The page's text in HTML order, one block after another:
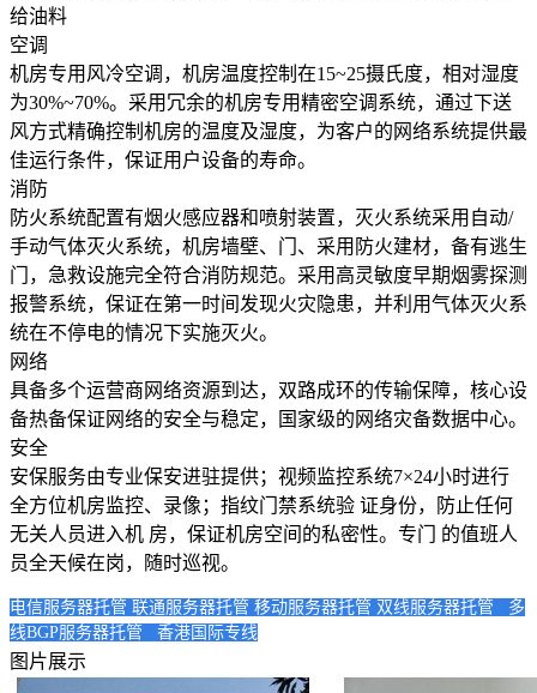
深圳龙华观澜机房
广州天河信息港机房
国家级的网络灾备数据中心
深圳南山沙河机房
电信五星级标准建设
华南双线机房
深圳龙华清湖机房
FIL/CHIA/BZZ首选机房
电信钻石五星级机房
深圳罗湖田心机房
香港NTT机房
100G直连国际带宽
给油料
空调
机房专用风冷空调，机房温度控制在15~25摄氏度，相对湿度
为30%~70%。采用冗余的机房专用精密空调系统，通过下送
风方式精确控制机房的温度及湿度，为客户的网络系统提供最
佳运行条件，保证用户设备的寿命。
消防
防火系统配置有烟火感应器和喷射装置，灭火系统采用自动/
手动气体灭火系统，机房墙壁、门、采用防火建材，备有逃生
门，急救设施完全符合消防规范。采用高灵敏度早期烟雾探测
报警系统，保证在第一时间发现火灾隐患，并利用气体灭火系
统在不停电的情况下实施灭火。
网络
具备多个运营商网络资源到达，双路成环的传输保障，核心设
备热备保证网络的安全与稳定，国家级的网络灾备数据中心。
安全
安保服务由专业保安进驻提供；视频监控系统7×24小时进行
全方位机房监控、录像；指纹门禁系统验 证身份，防止任何
无关人员进入机 房，保证机房空间的私密性。专门 的值班人
员全天候在岗，随时巡视。
电信服务器托管 联通服务器托管 移动服务器托管 双线服务器托管 多
线BGP服务器托管 香港国际专线
图片展示